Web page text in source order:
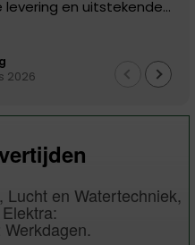
levering en uitstekende
2026
Lucht en Watertechniek,
Elektra:
Werkdagen.